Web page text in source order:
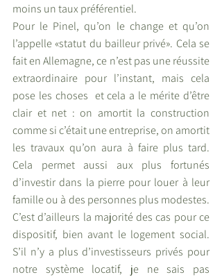
moins un taux préférentiel.
Pour le Pinel, qu’on le change et qu’on
l’appelle «statut du bailleur privé». Cela se
fait en Allemagne, ce n’est pas une réussite
extraordinaire pour l’instant, mais cela
pose les choses  et cela a le mérite d’être
clair et net : on amortit la construction
comme si c’était une entreprise, on amortit
les travaux qu’on aura à faire plus tard.
Cela permet aussi aux plus fortunés
d’investir dans la pierre pour louer à leur
famille ou à des personnes plus modestes.
C’est d’ailleurs la majorité des cas pour ce
dispositif, bien avant le logement social.
S’il n’y a plus d’investisseurs privés pour
notre système locatif, je ne sais pas